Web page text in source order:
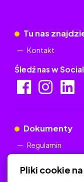
Tu nas
Kontakt
Śledź nas w
Dokumenty
Regulamin
Pliki cookie